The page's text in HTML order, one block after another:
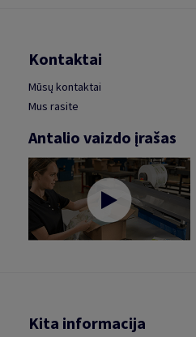
Kontaktai
Mūsų kontaktai
Mus rasite
Antalio vaizdo įrašas
Kita informacija